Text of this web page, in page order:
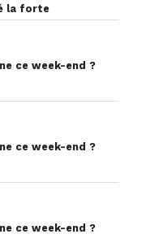
la forte
ce week-end ?
ce week-end ?
ce week-end ?